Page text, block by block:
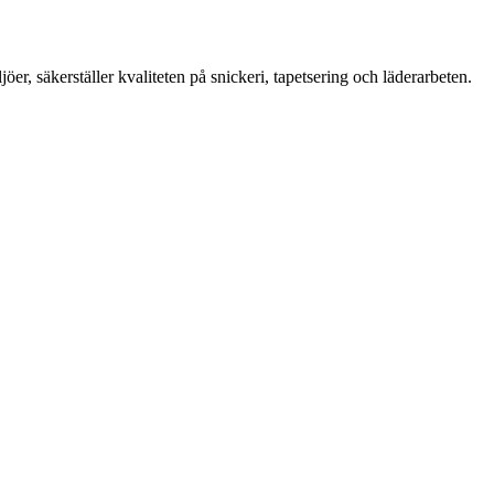
säkerställer kvaliteten på snickeri, tapetsering och läderarbeten.